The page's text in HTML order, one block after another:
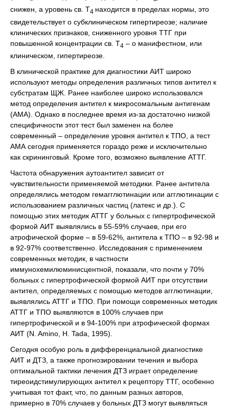
снижен, а уровень св. Т4 находится в пределах нормы, это
свидетельствует о субклиническом гипертиреозе; наличие
клинических признаков, сниженного уровня ТТГ при
повышенной концентрации св. Т4 – о манифестном, или
клиническом, гипертиреозе.
В клинической практике для диагностики АИТ широко
используют методы определения различных типов антител к
субстратам ЩЖ. Ранее наиболее широко использовался
метод определения антител к микросомальным антигенам
(АМА). Однако в последнее время из-за достаточно низкой
специфичности этот тест был заменен на более
современный – определение уровня антител к ТПО, а тест
АМА сегодня применяется гораздо реже и исключительно
как скрининговый. Кроме того, возможно выявление АТТГ.
Частота обнаружения аутоантител зависит от
чувствительности применяемой методики. Ранее антитела
определялись методом гемагглютинации или агглютинации с
использованием различных частиц (латекс и др.). С
помощью этих методик АТТГ у больных с гипертрофической
формой АИТ выявлялись в 55-59% случаев, при его
атрофической форме – в 59-62%, антитела к ТПО – в 92-98 и
в 92-97% соответственно. Исследования с применением
современных методик, в частности
иммунохемилюминисцентной, показали, что почти у 70%
больных с гипертрофической формой АИТ при отсутствии
антител, определяемых с помощью методов агглютинации,
выявлялись АТТГ и ТПО. При помощи современных методик
АТТГ и ТПО выявляются в 100% случаев при
гипертрофической и в 94-100% при атрофической формах
АИТ (N. Amino, H. Tada, 1995).
Сегодня особую роль в дифференциальной диагностике
АИТ и ДТЗ, а также прогнозировании течения и выбора
оптимальной тактики лечения ДТЗ играет определение
тиреоидстимулирующих антител к рецептору ТТГ, особенно
учитывая тот факт, что, по данным разных авторов,
примерно в 70% случаев у больных ДТЗ могут выявляться